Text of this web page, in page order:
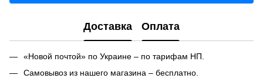
Доставка Оплата
«Новой почтой» по Украине – по тарифам НП.
Самовывоз из нашего магазина – бесплатно.